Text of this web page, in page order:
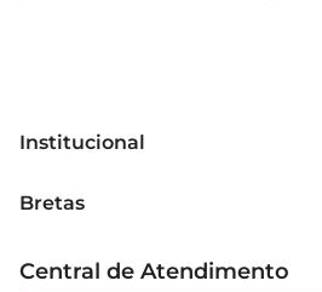
Institucional
Grupo Cencosud
Sobre privacidade
Bretas
Produtos Bretas
Central de Atendimento